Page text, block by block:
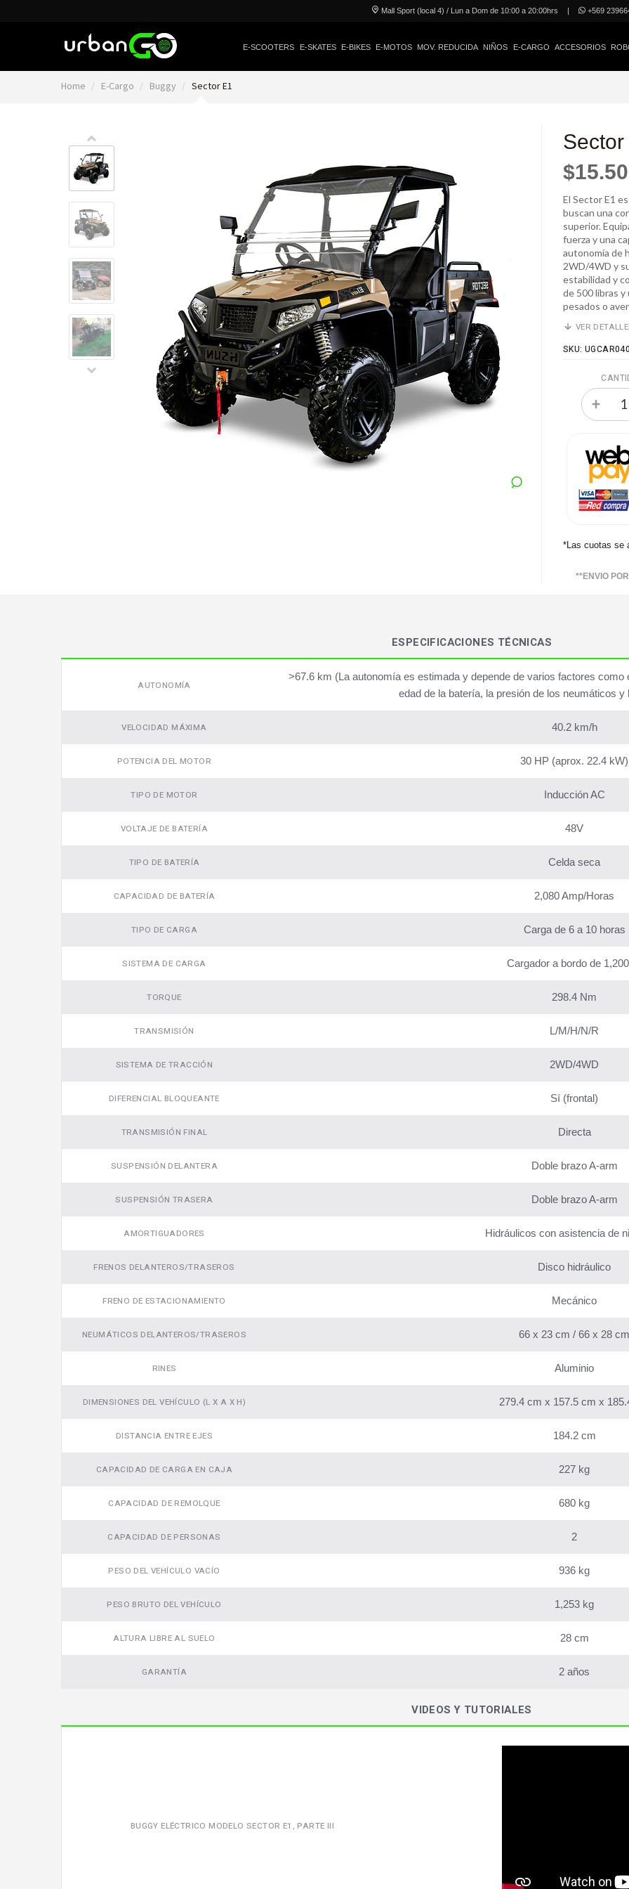
Mall Sport (local 4) / Lun a Dom de 10:00 a 20:00hrs | +569
E-SCOOTERS E-SKATES E-BIKES E-MOTOS MOV. REDUCIDA NIÑOS E-CARGO ACCESORIOS
Home E-Cargo Buggy Sector E1
Sector
El Sector E1
buscan una
superior.
fuerza y una
autonomía de
2WD/4WD y
estabilidad y
de 500 libras y
pesados o
VER
SKU:
*Las cuotas se
**ENVIO
ESPECIFICACIONES TÉCNICAS
AUTONOMÍA
>67.6 km (La autonomía es estimada y depende de varios factores
edad de la batería, la presión de los neumáticos
VELOCIDAD MÁXIMA 40.2 km/h
POTENCIA DEL MOTOR 30 HP (aprox. 22.4 kW)
TIPO DE MOTOR Inducción AC
VOLTAJE DE BATERÍA 48V
TIPO DE BATERÍA Celda seca
CAPACIDAD DE BATERÍA 2,080 Amp/Horas
TIPO DE CARGA Carga de 6 a 10 horas
SISTEMA DE CARGA Cargador a bordo de
TORQUE 298.4 Nm
TRANSMISIÓN L/M/H/N/R
SISTEMA DE TRACCIÓN 2WD/4WD
DIFERENCIAL BLOQUEANTE Sí (frontal)
TRANSMISIÓN FINAL Directa
SUSPENSIÓN DELANTERA Doble brazo A-arm
SUSPENSIÓN TRASERA Doble brazo A-arm
AMORTIGUADORES Hidráulicos con asistencia de
FRENOS DELANTEROS/TRASEROS Disco hidráulico
FRENO DE ESTACIONAMIENTO Mecánico
NEUMÁTICOS DELANTEROS/TRASEROS 66 x 23 cm / 66 x 28 cm
RINES Aluminio
DIMENSIONES DEL VEHÍCULO (L X A X H) 279.4 cm x 157.5 cm x
DISTANCIA ENTRE EJES 184.2 cm
CAPACIDAD DE CARGA EN CAJA 227 kg
CAPACIDAD DE REMOLQUE 680 kg
CAPACIDAD DE PERSONAS 2
PESO DEL VEHÍCULO VACÍO 936 kg
PESO BRUTO DEL VEHÍCULO 1,253 kg
ALTURA LIBRE AL SUELO 28 cm
GARANTÍA 2 años
VIDEOS Y TUTORIALES
BUGGY ELÉCTRICO MODELO SECTOR E1, PARTE III